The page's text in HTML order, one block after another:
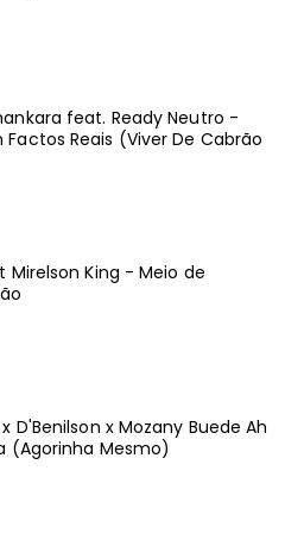
feat. Ready Neutro -
Factos Reais (Viver De Cabrão
Mirelson King - Meio de
D'Benilson x Mozany Buede Ah
(Agorinha Mesmo)